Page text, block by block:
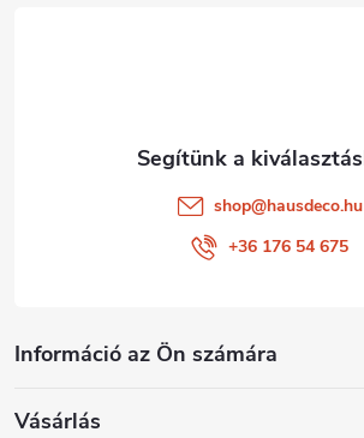
Információ az Ön számára
Vásárlás
shop@hausdeco.hu
+36 176 54 675